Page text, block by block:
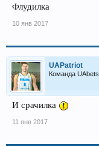
Флудилка
10 янв 2017
UAPatriot
Команда UAbets
И срачилка
11 янв 2017